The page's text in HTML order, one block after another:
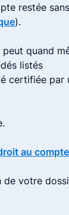
restée
).
quand
listés
certifiée par
au
de votre